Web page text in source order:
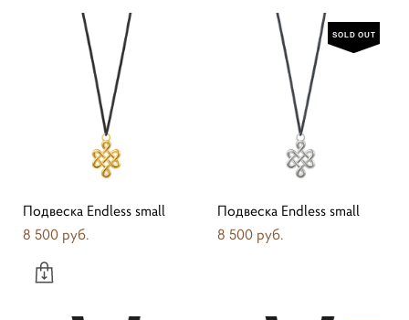
Подвеска Endless small
8 500 pуб.
SOLD OUT
Подвеска Endless small
8 500 pуб.